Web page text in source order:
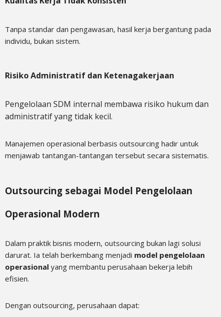
Tanpa standar dan pengawasan, hasil kerja bergantung pada
individu, bukan sistem.
Risiko Administratif dan Ketenagakerjaan
Pengelolaan SDM internal membawa risiko hukum dan
administratif yang tidak kecil.
Manajemen operasional berbasis outsourcing hadir untuk
menjawab tantangan-tantangan tersebut secara sistematis.
Outsourcing sebagai Model Pengelolaan
Operasional Modern
Dalam praktik bisnis modern, outsourcing bukan lagi solusi
darurat. Ia telah berkembang menjadi model pengelolaan
operasional yang membantu perusahaan bekerja lebih
efisien.
Dengan outsourcing, perusahaan dapat: